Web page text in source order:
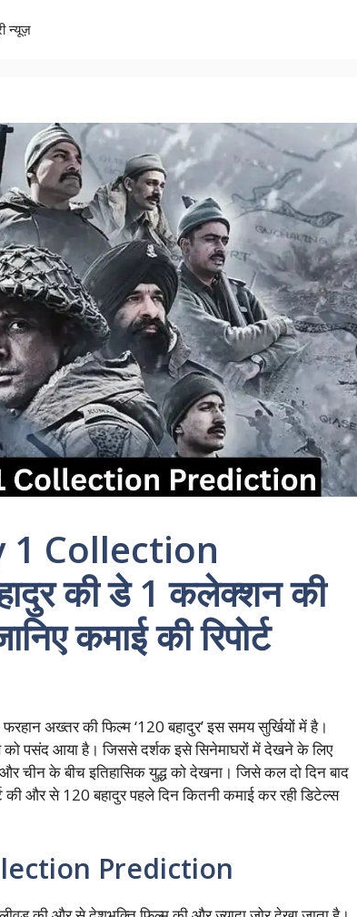
न्यूज़
1 Collection
की डे 1 कलेक्शन की
कमाई की रिपोर्ट
अख्तर की फिल्म ‘120 बहादुर’ इस समय सुर्खियों में है।
पसंद आया है। जिससे दर्शक इसे सिनेमाघरों में देखने के लिए
चीन के बीच इतिहासिक युद्ध को देखना। जिसे कल दो दिन बाद
की और से 120 बहादुर पहले दिन कितनी कमाई कर रही डिटेल्स
Prediction